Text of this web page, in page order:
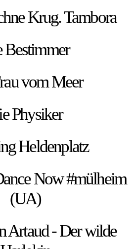
Krug. Tambora
Bestimmer
vom Meer
Physiker
Heldenplatz
Now #mülheim
(UA)
Artaud - Der wilde